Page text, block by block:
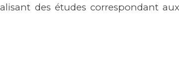
des études correspondant